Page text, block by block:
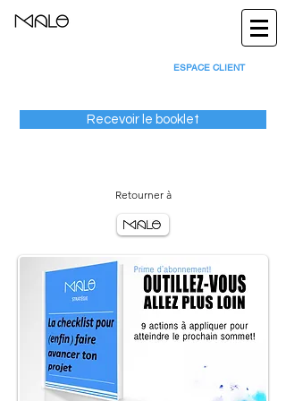
ESPACE CLIENT
Recevoir le booklet
Retourner à